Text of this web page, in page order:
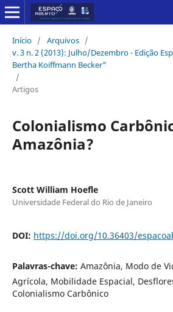
Início / Arquivos /
v. 3 n. 2 (2013): Julho/Dezembro - Edição
Bertha Koiffmann Becker"
/
Artigos
Colonialismo
Amazônia?
Scott William Hoefle
Universidade Federal do Rio de Janeiro
DOI: https://doi.org/10.36403/
Palavras-chave: Amazônia, Modo de
Agrícola, Mobilidade Espacial,
Colonialismo Carbônico